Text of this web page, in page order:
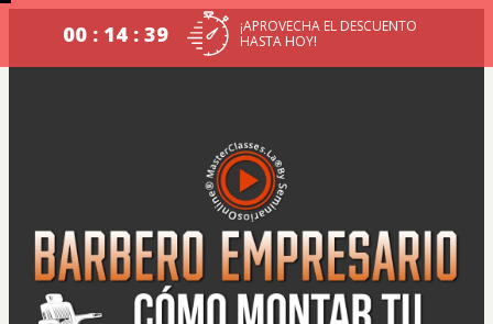
00 : 14 : 38
¡APROVECHA EL DESCUENTO
HASTA HOY!